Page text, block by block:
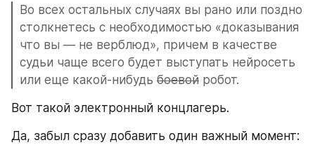
Во всех остальных случаях вы рано или поздно
столкнетесь с необходимостью «доказывания
что вы — не верблюд», причем в качестве
судьи чаще всего будет выступать нейросеть
или еще какой-нибудь боевой робот.
Вот такой электронный концлагерь.
Да, забыл сразу добавить один важный момент: